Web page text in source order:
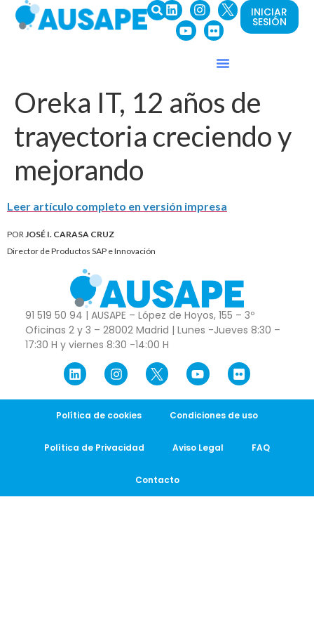
INICIAR
SESIÓN
Oreka IT, 12 años de
trayectoria creciendo y
mejorando
Leer artículo completo en versión impresa
PORJOSÉ I. CARASA CRUZ
Director de Productos SAP e Innovación
91 519 50 94 | AUSAPE – López de Hoyos, 155 – 3º
Oficinas 2 y 3 – 28002 Madrid | Lunes -Jueves 8:30 –
17:30 H y viernes 8:30 -14:00 H
Política de cookies Condiciones de uso
Política de Privacidad Aviso Legal FAQ
Contacto